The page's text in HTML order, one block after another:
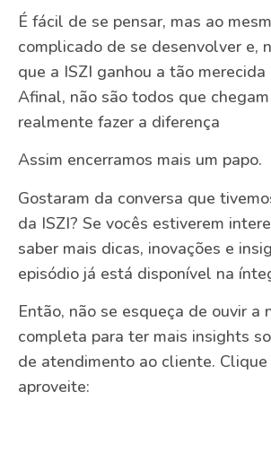
É fácil de se pensar, mas ao
complicado de se desenvolver e,
que a ISZI ganhou a tão merecida
Afinal, não são todos que
realmente fazer a diferença
Assim encerramos mais um papo.
Gostaram da conversa que
da ISZI? Se vocês estiverem
saber mais dicas, inovações e
episódio já está disponível na
Então, não se esqueça de ouvir a
completa para ter mais insights
de atendimento ao cliente.
aproveite: